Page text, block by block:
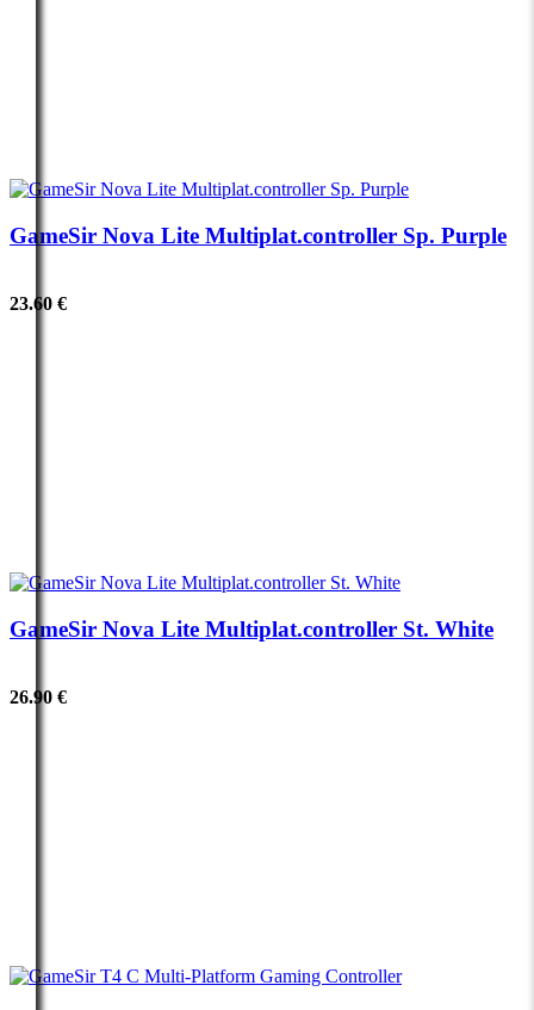
GameSir Nova Lite Multiplat.controller Sp. Purple
23.60 €
GameSir Nova Lite Multiplat.controller St. White
26.90 €